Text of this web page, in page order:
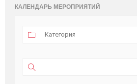
КАЛЕНДАРЬ МЕРОПРИЯТИЙ